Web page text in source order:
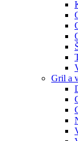
Gril a